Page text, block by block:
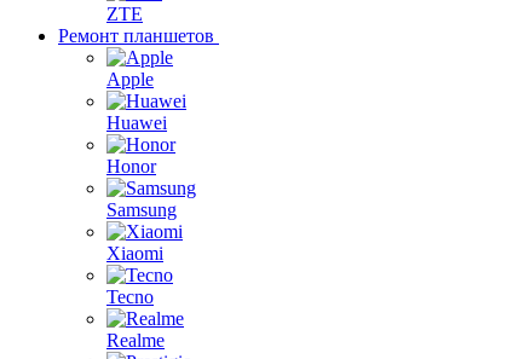
ZTE
Ремонт планшетов
Apple
Huawei
Honor
Samsung
Xiaomi
Tecno
Realme